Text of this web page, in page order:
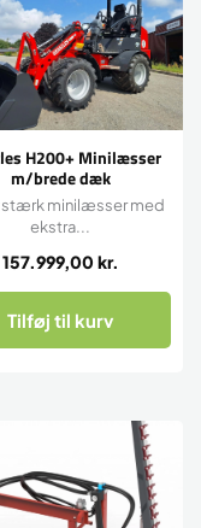
H200+ Minilæsser
m/brede dæk
157.999,00 kr.
stærk minilæsser med
ekstra...
Tilføj til kurv